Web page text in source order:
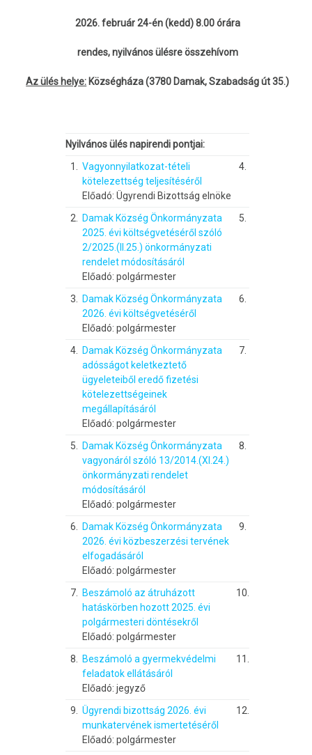
2026. február 24-én (kedd) 8.00 órára
rendes, nyilvános ülésre összehívom
Az ülés helye: Községháza (3780 Damak, Szabadság út 35.)
Nyilvános ülés napirendi pontjai:
1.
Vagyonnyilatkozat-tételi
kötelezettség teljesítéséről
Előadó: Ügyrendi Bizottság elnöke
4.
2.
Damak Község Önkormányzata
2025. évi költségvetéséről szóló
2/2025.(II.25.) önkormányzati
rendelet módosításáról
Előadó: polgármester
5.
3.
Damak Község Önkormányzata
2026. évi költségvetéséről
Előadó: polgármester
6.
4.
Damak Község Önkormányzata
adósságot keletkeztető
ügyeleteiből eredő fizetési
kötelezettségeinek
megállapításáról
Előadó: polgármester
7.
5.
Damak Község Önkormányzata
vagyonáról szóló 13/2014.(XI.24.)
önkormányzati rendelet
módosításáról
Előadó: polgármester
8.
6.
Damak Község Önkormányzata
2026. évi közbeszerzési tervének
elfogadásáról
Előadó: polgármester
9.
7.
Beszámoló az átruházott
hatáskörben hozott 2025. évi
polgármesteri döntésekről
Előadó: polgármester
10.
8.
Beszámoló a gyermekvédelmi
feladatok ellátásáról
Előadó: jegyző
11.
9.
Ügyrendi bizottság 2026. évi
munkatervének ismertetéséről
Előadó: polgármester
12.